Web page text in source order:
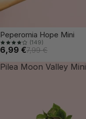
VUELVE PRONTO
Peperomia Hope Mini
(149)
6,99 €7,99 €
Pilea Moon Valley Mini